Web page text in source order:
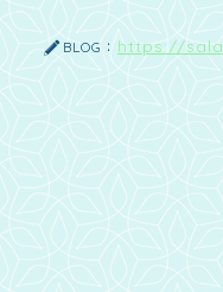
BLOG： https://